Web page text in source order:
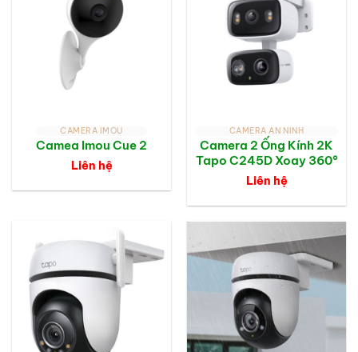
CAMERA IMOU
Camea Imou Cue 2
Liên hệ
CAMERA AN NINH
Camera 2 Ống Kính 2K
Tapo C245D Xoay 360°
Liên hệ